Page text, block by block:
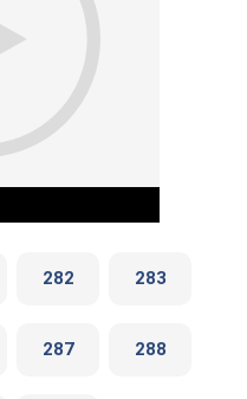
Play Video
282 283
287 288